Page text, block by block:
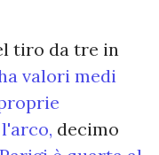
tiro da tre in
valori medi
decimo